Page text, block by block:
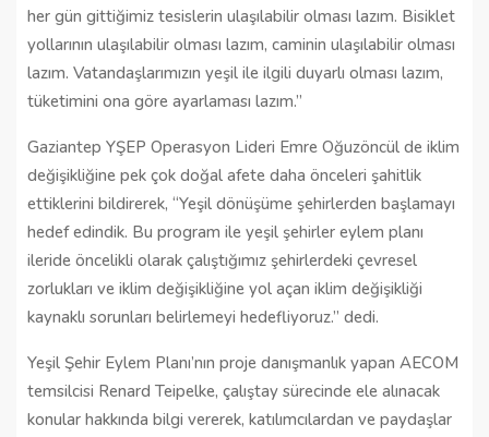
her gün gittiğimiz tesislerin ulaşılabilir olması lazım. Bisiklet
yollarının ulaşılabilir olması lazım, caminin ulaşılabilir olması
lazım. Vatandaşlarımızın yeşil ile ilgili duyarlı olması lazım,
tüketimini ona göre ayarlaması lazım.”
Gaziantep YŞEP Operasyon Lideri Emre Oğuzöncül de iklim
değişikliğine pek çok doğal afete daha önceleri şahitlik
ettiklerini bildirerek, “Yeşil dönüşüme şehirlerden başlamayı
hedef edindik. Bu program ile yeşil şehirler eylem planı
ileride öncelikli olarak çalıştığımız şehirlerdeki çevresel
zorlukları ve iklim değişikliğine yol açan iklim değişikliği
kaynaklı sorunları belirlemeyi hedefliyoruz.” dedi.
Yeşil Şehir Eylem Planı’nın proje danışmanlık yapan AECOM
temsilcisi Renard Teipelke, çalıştay sürecinde ele alınacak
konular hakkında bilgi vererek, katılımcılardan ve paydaşlar